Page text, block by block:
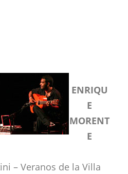
ENRIQU
E
MORENT
E
– Veranos de la Villa